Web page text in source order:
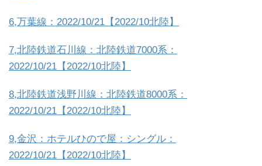
6,万葉線：2022/10/21【2022/10北陸】
7,北陸鉄道石川線：北陸鉄道7000系：
2022/10/21【2022/10北陸】
8,北陸鉄道浅野川線：北陸鉄道8000系：
2022/10/21【2022/10北陸】
9,金沢：ホテルひので屋：シングル：
2022/10/21【2022/10北陸】